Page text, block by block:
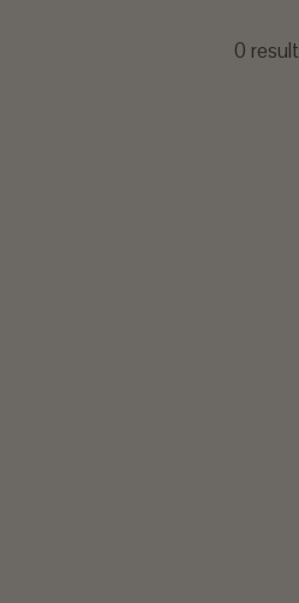
0 result